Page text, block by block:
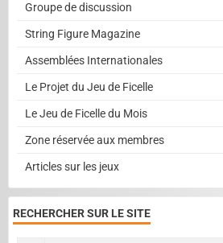
Groupe de discussion
String Figure Magazine
Assemblées Internationales
Le Projet du Jeu de Ficelle
Le Jeu de Ficelle du Mois
Zone réservée aux membres
Articles sur les jeux
RECHERCHER SUR LE SITE